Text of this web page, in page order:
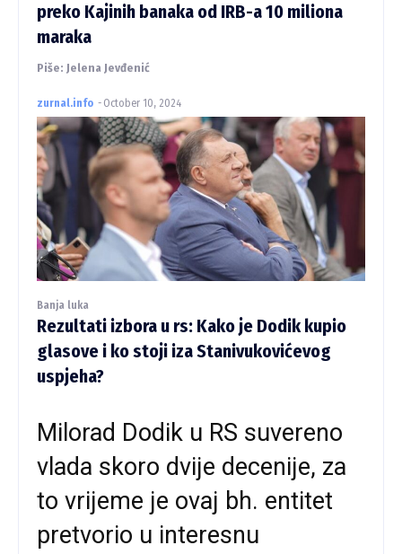
preko Kajinih banaka od IRB-a 10 miliona
maraka
Piše: Jelena Jevđenić
zurnal.info - October 10, 2024
Banja luka
Rezultati izbora u rs: Kako je Dodik kupio
glasove i ko stoji iza Stanivukovićevog
uspjeha?
Milorad Dodik u RS suvereno
vlada skoro dvije decenije, za
to vrijeme je ovaj bh. entitet
pretvorio u interesnu